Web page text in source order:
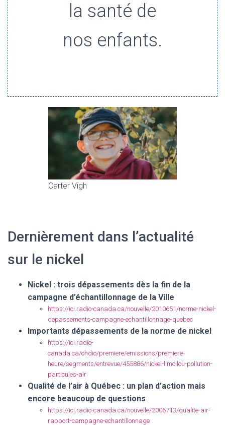
la santé de
nos enfants.
Carter Vigh
Dernièrement dans l’actualité
sur le nickel
Nickel : trois dépassements dès la fin de la
campagne d’échantillonnage de la Ville
https://ici.radio-canada.ca/nouvelle/2010651/norme-nickel-
depassements-campagne-echantillonnage-quebec
Importants dépassements de la norme de nickel
https://ici.radio-
canada.ca/ohdio/premiere/emissions/premiere-
heure/segments/entrevue/455886/nickel-limoilou-pollution-
particules-air
Qualité de l’air à Québec : un plan d’action mais
encore beaucoup de questions
https://ici.radio-canada.ca/nouvelle/2006713/qualite-air-
rapport-campagne-echantillonnage